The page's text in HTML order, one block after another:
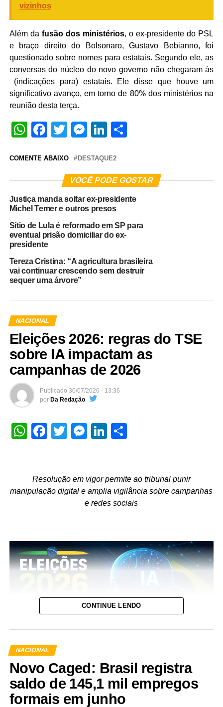
vizinhos
Além da fusão dos ministérios, o ex-presidente do PSL
e braço direito do Bolsonaro, Gustavo Bebianno, foi
questionado sobre nomes para estatais. Segundo ele, as
conversas do núcleo do novo governo não chegaram às
(indicações para) estatais. Ele disse que houve um
significativo avanço, em torno de 80% dos ministérios na
reunião desta terça.
WhatsApp
Facebook
TwitterMessenger
LinkedIn
COMENTE ABAIXO DESTAQUE2
VOCÊ PODE GOSTAR
Justiça manda soltar ex-presidente
Michel Temer e outros presos
Sítio de Lula é reformado em SP para
eventual prisão domiciliar do ex-
presidente
Tereza Cristina: “A agricultura brasileira
vai continuar crescendo sem destruir
sequer uma árvore”
NACIONAL
Eleições 2026: regras do TSE
sobre IA impactam as
campanhas de 2026
Publicado 30/07/2026 - 13:36
por Da Redação
WhatsApp
Facebook
TwitterMessenger
LinkedIn
Resolução em vigor permite ao tribunal punir
manipulação digital e amplia vigilância sobre campanhas
e redes sociais
Enquanto a regulamentação geral da inteligência artificial
CONTINUE LENDO
NACIONAL
Novo Caged: Brasil registra
saldo de 145,1 mil empregos
formais em junho